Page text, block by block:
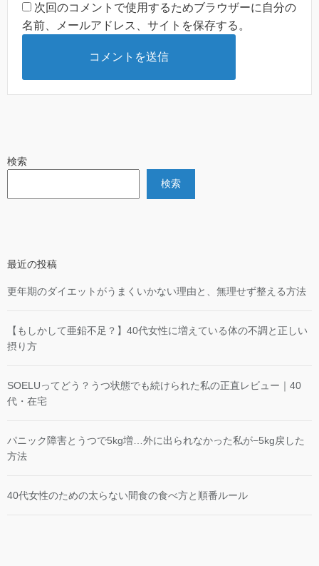
次回のコメントで使用するためブラウザーに自分の
名前、メールアドレス、サイトを保存する。
検索
検索
最近の投稿
更年期のダイエットがうまくいかない理由と、無理せず整える方法
【もしかして亜鉛不足？】40代女性に増えている体の不調と正しい
摂り方
SOELUってどう？うつ状態でも続けられた私の正直レビュー｜40
代・在宅
パニック障害とうつで5kg増…外に出られなかった私が−5kg戻した
方法
40代女性のための太らない間食の食べ方と順番ルール